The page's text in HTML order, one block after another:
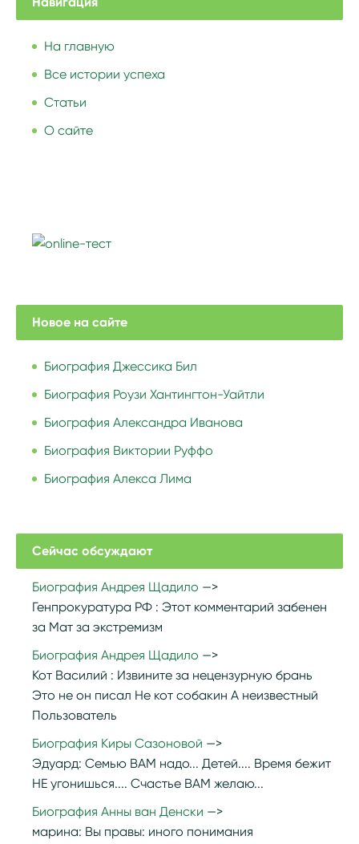
На главную
Все истории успеха
Статьи
О сайте
Новое на сайте
Биография Джессика Бил
Биография Роузи Хантингтон-Уайтли
Биография Александра Иванова
Биография Виктории Руффо
Биография Алекса Лима
Сейчас обсуждают
Биография Андрея Щадило
Генпрокуратура РФ : Этот комментарий забенен
за Мат за экстремизм
Биография Андрея Щадило
Кот Василий : Извините за нецензурную брань
Это не он писал Не кот собакин А неизвестный
Пользователь
Биография Киры Сазоновой
Эдуард: Семью ВАМ надо... Детей.... Время бежит
НЕ угонишься.... Счастье ВАМ желаю...
Биография Анны ван Денски
марина: Вы правы: иного понимания